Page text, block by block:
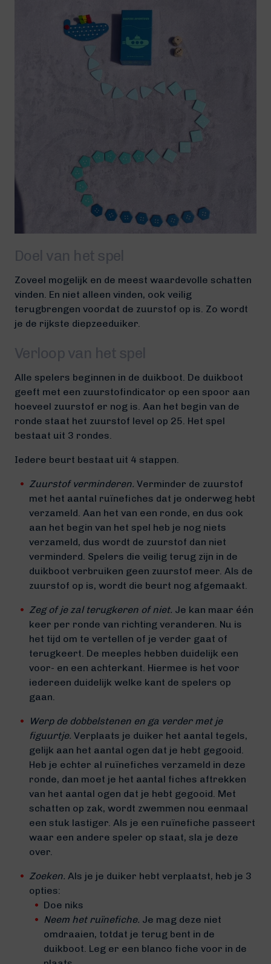
Doel van het spel
Zoveel mogelijk en de meest waardevolle schatten
vinden. En niet alleen vinden, ook veilig
terugbrengen voordat de zuurstof op is. Zo wordt
je de rijkste diepzeeduiker.
Verloop van het spel
Alle spelers beginnen in de duikboot. De duikboot
geeft met een zuurstofindicator op een spoor aan
hoeveel zuurstof er nog is. Aan het begin van de
ronde staat het zuurstof level op 25. Het spel
bestaat uit 3 rondes.
Iedere beurt bestaat uit 4 stappen.
Zuurstof verminderen. Verminder de zuurstof
met het aantal ruïnefiches dat je onderweg hebt
verzameld. Aan het van een ronde, en dus ook
aan het begin van het spel heb je nog niets
verzameld, dus wordt de zuurstof dan niet
verminderd. Spelers die veilig terug zijn in de
duikboot verbruiken geen zuurstof meer. Als de
zuurstof op is, wordt die beurt nog afgemaakt.
Zeg of je zal terugkeren of niet. Je kan maar één
keer per ronde van richting veranderen. Nu is
het tijd om te vertellen of je verder gaat of
terugkeert. De meeples hebben duidelijk een
voor- en een achterkant. Hiermee is het voor
iedereen duidelijk welke kant de spelers op
gaan.
Werp de dobbelstenen en ga verder met je
figuurtje. Verplaats je duiker het aantal tegels,
gelijk aan het aantal ogen dat je hebt gegooid.
Heb je echter al ruïnefiches verzameld in deze
ronde, dan moet je het aantal fiches aftrekken
van het aantal ogen dat je hebt gegooid. Met
schatten op zak, wordt zwemmen nou eenmaal
een stuk lastiger. Als je een ruïnefiche passeert
waar een andere speler op staat, sla je deze
over.
Zoeken. Als je je duiker hebt verplaatst, heb je 3
opties:
Doe niks
Neem het ruïnefiche. Je mag deze niet
omdraaien, totdat je terug bent in de
duikboot. Leg er een blanco fiche voor in de